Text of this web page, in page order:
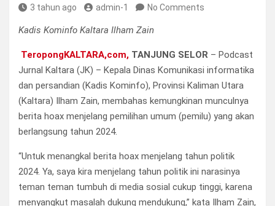
3 tahun ago admin-1 No Comments
Kadis Kominfo Kaltara Ilham Zain
TeropongKALTARA,com, TANJUNG SELOR – Podcast
Jurnal Kaltara (JK) – Kepala Dinas Komunikasi informatika
dan persandian (Kadis Kominfo), Provinsi Kaliman Utara
(Kaltara) Ilham Zain, membahas kemungkinan munculnya
berita hoax menjelang pemilihan umum (pemilu) yang akan
berlangsung tahun 2024.
“Untuk menangkal berita hoax menjelang tahun politik
2024. Ya, saya kira menjelang tahun politik ini narasinya
teman teman tumbuh di media sosial cukup tinggi, karena
menyangkut masalah dukung mendukung,” kata Ilham Zain,